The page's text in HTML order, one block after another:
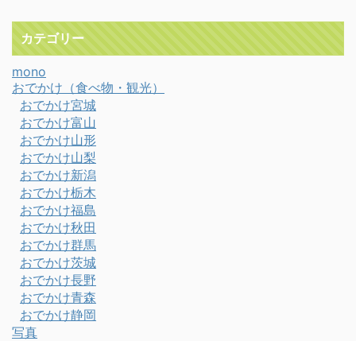
カテゴリー
mono
おでかけ（食べ物・観光）
おでかけ宮城
おでかけ富山
おでかけ山形
おでかけ山梨
おでかけ新潟
おでかけ栃木
おでかけ福島
おでかけ秋田
おでかけ群馬
おでかけ茨城
おでかけ長野
おでかけ青森
おでかけ静岡
写真